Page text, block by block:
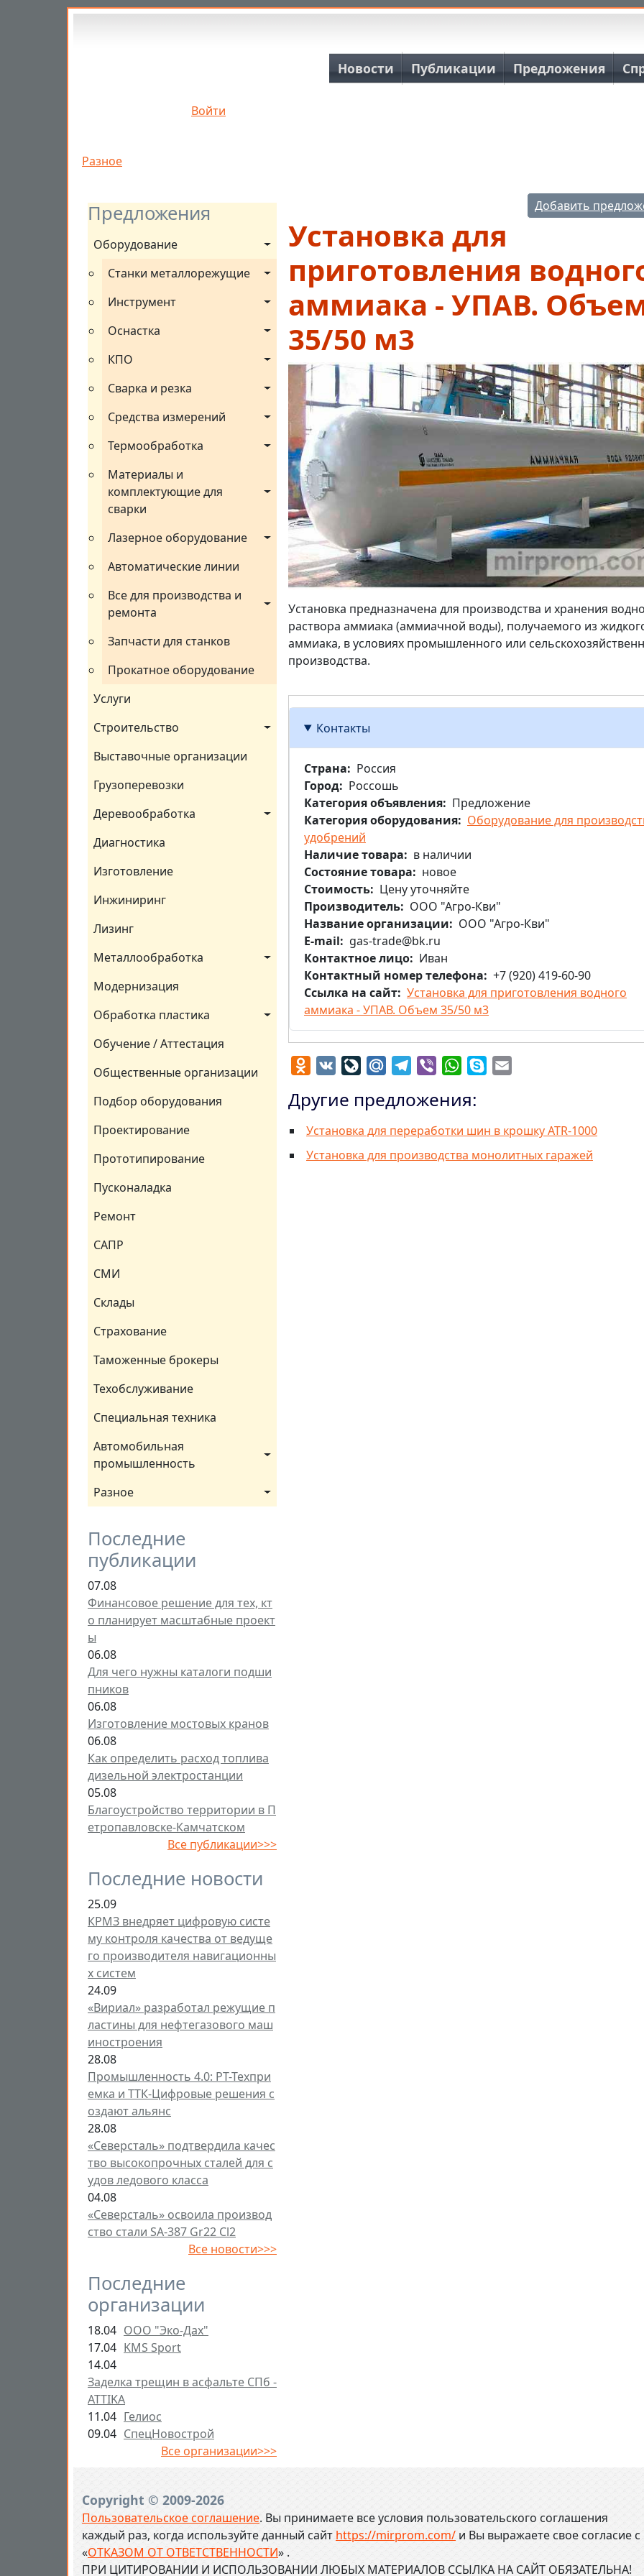
Перейти к основному содержанию
Войти
Основная навигация
Новости Публикации Предложения
Строка навигации
Разное
Предложения
Оборудование
Станки металлорежущие
Инструмент
Оснастка
КПО
Сварка и резка
Средства измерений
Термообработка
Материалы и
комплектующие для
сварки
Лазерное оборудование
Автоматические линии
Все для производства и
ремонта
Запчасти для станков
Прокатное оборудование
Услуги
Строительство
Выставочные организации
Грузоперевозки
Деревообработка
Диагностика
Изготовление
Инжиниринг
Лизинг
Металлообработка
Модернизация
Обработка пластика
Обучение / Аттестация
Общественные организации
Подбор оборудования
Проектирование
Прототипирование
Пусконаладка
Ремонт
САПР
СМИ
Склады
Страхование
Таможенные брокеры
Техобслуживание
Специальная техника
Автомобильная
промышленность
Разное
Последние
публикации
07.08
Финансовое решение для тех, кт
о планирует масштабные проект
ы
06.08
Для чего нужны каталоги подши
пников
06.08
Изготовление мостовых кранов
06.08
Как определить расход топлива
дизельной электростанции
05.08
Благоустройство территории в П
етропавловске-Камчатском
Все публикации>>>
Последние новости
25.09
КРМЗ внедряет цифровую систе
му контроля качества от ведуще
го производителя навигационны
х систем
24.09
«Вириал» разработал режущие п
ластины для нефтегазового маш
иностроения
28.08
Промышленность 4.0: РТ-Техпри
емка и ТТК-Цифровые решения с
оздают альянс
28.08
«Северсталь» подтвердила качес
тво высокопрочных сталей для с
удов ледового класса
04.08
«Северсталь» освоила производ
ство стали SA-387 Gr22 Cl2
Все новости>>>
Последние
организации
18.04 ООО "Эко-Дах"
17.04 KMS Sport
14.04
Заделка трещин в асфальте СПб -
ATTIKA
11.04 Гелиос
09.04 СпецНовострой
Все организации>>>
Добавить
Установка для
приготовления
аммиака - УПАВ.
35/50 м3
Установка предназначена для производства и хранения
раствора аммиака (аммиачной воды), получаемого из
аммиака, в условиях промышленного или
производства.
Контакты
Страна
Россия
Город
Россошь
Категория объявления
Предложение
Категория оборудования
Оборудование для
удобрений
Наличие товара
в наличии
Состояние товара
новое
Стоимость
Цену уточняйте
Производитель
ООО "Агро-Кви"
Название организации
ООО "Агро-Кви"
E-mail
gas-trade@bk.ru
Контактное лицо
Иван
Контактный номер телефона
+7 (920) 419-60-90
Ссылка на сайт Установка для приготовления водного
аммиака - УПАВ. Объем 35/50 м3
Odnoklassniki
VK LiveJournal
Mail.RuTelegram
Viber WhatsApp
Skype
Другие предложения:
Установка для переработки шин в крошку ATR-1000
Установка для производства монолитных гаражей
Copyright © 2009-2026
Пользовательское соглашение. Вы принимаете все условия пользовательского соглашения
каждый раз, когда используйте данный сайт https://mirprom.com/ и Вы выражаете свое согласие с
«ОТКАЗОМ ОТ ОТВЕТСТВЕННОСТИ» .
ПРИ ЦИТИРОВАНИИ И ИСПОЛЬЗОВАНИИ ЛЮБЫХ МАТЕРИАЛОВ ССЫЛКА НА САЙТ ОБЯЗАТЕЛЬНА!